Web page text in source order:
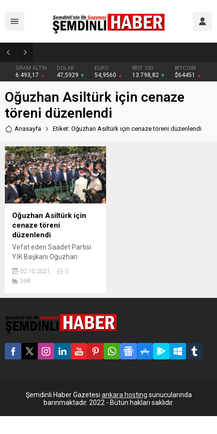
GRAM ALTIN
6.493,17
DOLAR
47,5929
EURO
54,9560
BIST 100
13.798,82
BITCOIN
$64451
Oğuzhan Asiltürk için cenaze
töreni düzenlendi
Anasayfa Etiket: Oğuzhan Asiltürk için cenaze töreni düzenlendi
Oğuzhan Asiltürk için
cenaze töreni
düzenlendi
Vefat eden Saadet Partisi
YİK Başkanı Oğuzhan
cenaze töreninde
Cumhurbaşkanı Erdoğan
dün vefat eden Saadet
Partisi YİK Başkanı Oğuzhan
Asiltürk son yolculuğuna
uğurlandı. Cenazeye
Cumhurbaşkanı Erdoğan,
Karamollaoğlu ve birçok
siyasetçi katıldı....
02.10.2021
0
368
Şemdinli Haber Gazetesi ankara hosting sunucularında
barınmaktadır. 2022 - Bütün hakları saklıdır.